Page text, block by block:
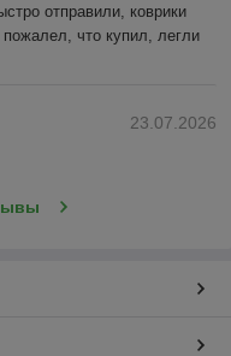
отправили, коврики
что купил, легли
23.07.2026